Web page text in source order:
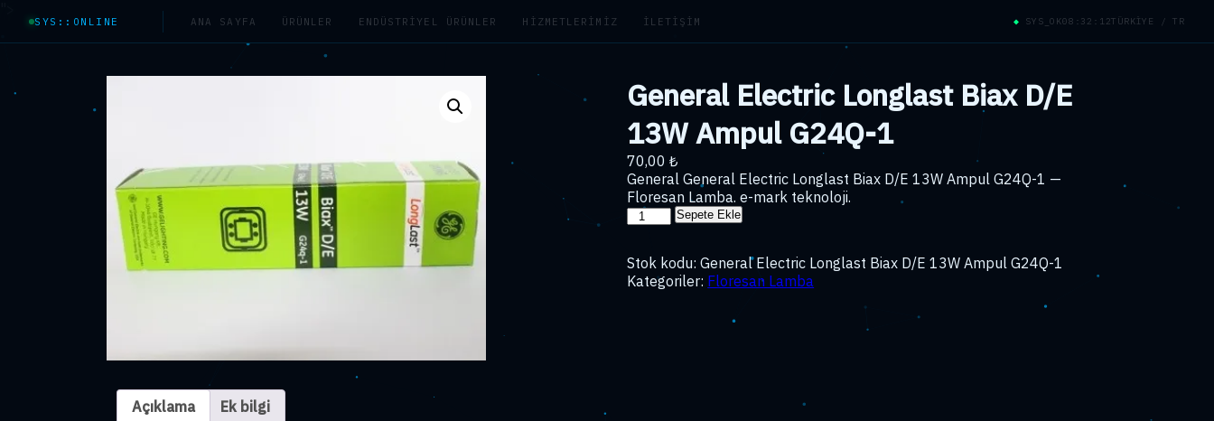
SYS::ONLINE ANA SAYFA ÜRÜNLER ENDÜSTRIYEL ÜRÜNLER HIZMETLERIMIZ İLETIŞIM ◆ SYS_OK08:32:12TÜRKİYE / TR
General Electric Longlast Biax D/E
13W Ampul G24Q-1
70,00₺
General General Electric Longlast Biax D/E 13W Ampul G24Q-1 —
Floresan Lamba. e-mark teknoloji.
General
Biax
D/E
Sepete Ekle
Stok kodu:General Electric Longlast Biax D/E 13W Ampul G24Q-1
Kategoriler: Floresan Lamba
Açıklama Ek bilgi